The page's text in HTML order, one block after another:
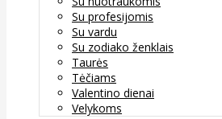
Su profesijomis
Su vardu
Su zodiako ženklais
Taurės
Tėčiams
Valentino dienai
Velykoms